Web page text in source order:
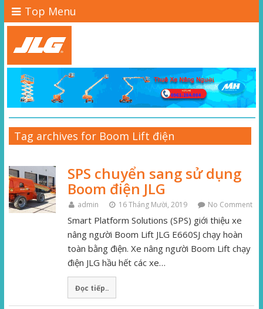
Top Menu
Tag archives for Boom Lift điện
SPS chuyển sang sử dụng
Boom điện JLG
admin 16 Tháng Mười, 2019 No Comment
Smart Platform Solutions (SPS) giới thiệu xe
nâng người Boom Lift JLG E660SJ chạy hoàn
toàn bằng điện. Xe nâng người Boom Lift chạy
điện JLG hầu hết các xe…
Đọc tiếp..